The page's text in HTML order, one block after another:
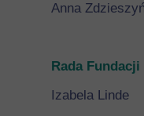
Anna
Rada Fundacji
Izabela Linde